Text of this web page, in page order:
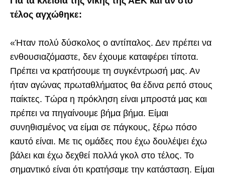
τέλος αγχώθηκε:
«Ήταν πολύ δύσκολος ο αντίπαλος. Δεν πρέπει να
ενθουσιαζόμαστε, δεν έχουμε καταφέρει τίποτα.
Πρέπει να κρατήσουμε τη συγκέντρωσή μας. Αν
ήταν αγώνας πρωταθλήματος θα έδινα ρεπό στους
παίκτες. Τώρα η πρόκληση είναι μπροστά μας και
πρέπει να πηγαίνουμε βήμα βήμα. Είμαι
συνηθισμένος να είμαι σε πάγκους, ξέρω πόσο
καυτό είναι. Με τις ομάδες που έχω δουλέψει έχω
βάλει και έχω δεχθεί πολλά γκολ στο τέλος. Το
σημαντικό είναι ότι κρατήσαμε την κατάσταση. Είμαι